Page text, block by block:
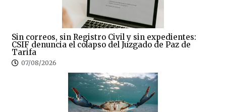
Sin correos, sin Registro Civil y sin expedientes:
CSIF denuncia el colapso del Juzgado de Paz de
Tarifa
07/08/2026